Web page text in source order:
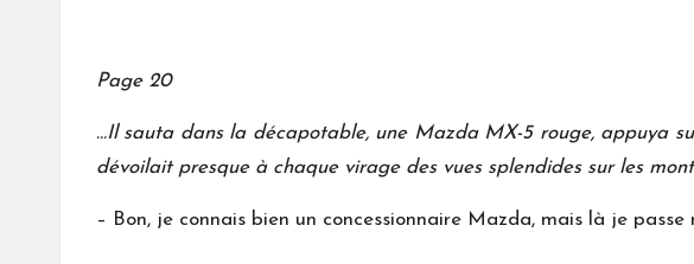
Page 20
…Il sauta dans la décapotable, une Mazda MX-5 rouge, appuya
dévoilait presque à chaque virage des vues splendides sur les
– Bon, je connais bien un concessionnaire Mazda, mais là je passe